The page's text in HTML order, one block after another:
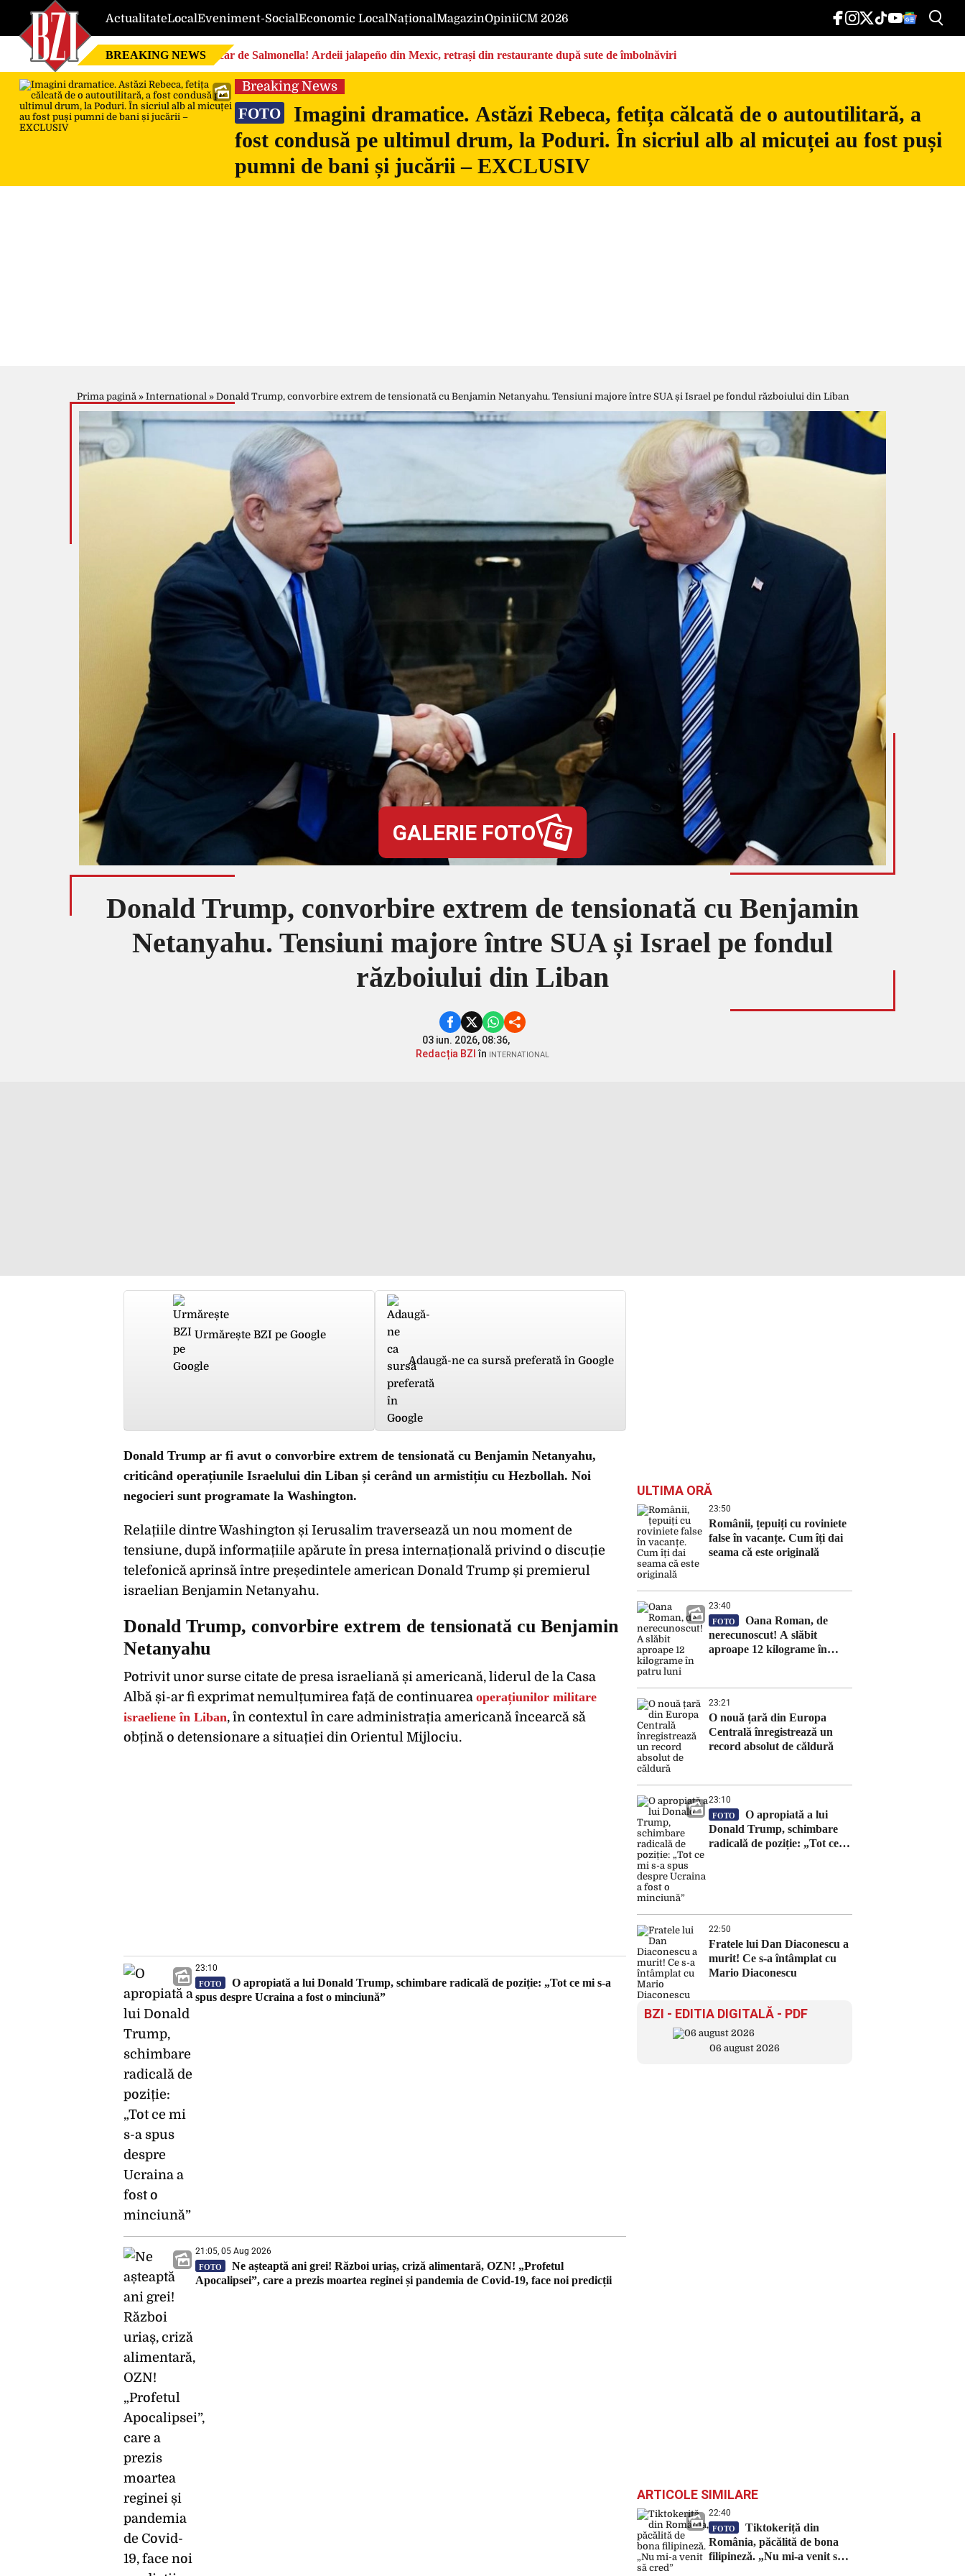
ActualitateLocalEveniment-SocialEconomic LocalNaționalMagazinOpiniiCM 2026
BREAKING NEWS Focar de Salmonella! Ardeii jalapeño din Mexic, retrași din restaurante după sute de îmbolnăviri
Breaking News
FOTO
Imagini dramatice. Astăzi Rebeca, fetița călcată de o autoutilitară, a
fost condusă pe ultimul drum, la Poduri. În sicriul alb al micuței au fost puși
pumni de bani și jucării – EXCLUSIV
Prima pagină » International » Donald Trump, convorbire extrem de tensionată cu Benjamin Netanyahu. Tensiuni majore între SUA și Israel pe fondul războiului din Liban
GALERIE FOTO 6
Donald Trump, convorbire extrem de tensionată cu Benjamin
Netanyahu. Tensiuni majore între SUA și Israel pe fondul
războiului din Liban
03 iun. 2026, 08:36,
Redacția BZI în INTERNATIONAL
Urmărește BZI pe Google
Adaugă-ne ca sursă preferată în Google
Donald Trump ar fi avut o convorbire extrem de tensionată cu Benjamin Netanyahu,
criticând operațiunile Israelului din Liban și cerând un armistițiu cu Hezbollah. Noi
negocieri sunt programate la Washington.
Relațiile dintre Washington și Ierusalim traversează un nou moment de
tensiune, după informațiile apărute în presa internațională privind o discuție
telefonică aprinsă între președintele american Donald Trump și premierul
israelian Benjamin Netanyahu.
Donald Trump, convorbire extrem de tensionată cu Benjamin
Netanyahu
Potrivit unor surse citate de presa israeliană și americană, liderul de la Casa
Albă și-ar fi exprimat nemulțumirea față de continuarea operațiunilor militare
israeliene în Liban, în contextul în care administrația americană încearcă să
obțină o detensionare a situației din Orientul Mijlociu.
23:10
FOTO
O apropiată a lui Donald Trump, schimbare radicală de poziție: „Tot ce mi s-a
spus despre Ucraina a fost o minciună”
21:05, 05 Aug 2026
FOTO
Ne așteaptă ani grei! Război uriaș, criză alimentară, OZN! „Profetul
Apocalipsei”, care a prezis moartea reginei și pandemia de Covid-19, face noi predicții
ULTIMA ORĂ
23:50
Românii, țepuiți cu roviniete
false în vacanțe. Cum îți dai
seama că este originală
23:40
FOTO
Oana Roman, de
nerecunoscut! A slăbit
aproape 12 kilograme în
23:21
O nouă țară din Europa
Centrală înregistrează un
record absolut de căldură
23:10
FOTO
O apropiată a lui
Donald Trump, schimbare
radicală de poziție: „Tot ce
22:50
Fratele lui Dan Diaconescu a
murit! Ce s-a întâmplat cu
Mario Diaconescu
BZI - EDITIA DIGITALĂ - PDF
06 august 2026
ARTICOLE SIMILARE
22:40
FOTO
Tiktokeriță din
România, păcălită de bona
filipineză. „Nu mi-a venit să